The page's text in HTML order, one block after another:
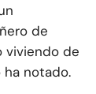
de
viviendo de
notado.